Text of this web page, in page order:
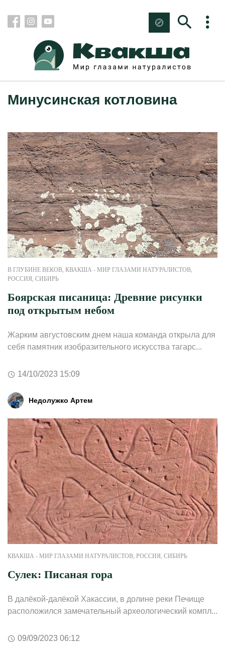
Минусинская котловина
В ГЛУБИНЕ ВЕКОВ, КВАКША - МИР ГЛАЗАМИ НАТУРАЛИСТОВ,
РОССИЯ, СИБИРЬ
Боярская писаница: Древние рисунки
под открытым небом
Жарким августовским днем наша команда открыла для
себя памятник изобразительного искусства тагарс...
14/10/2023 15:09
Недолужко Артем
КВАКША - МИР ГЛАЗАМИ НАТУРАЛИСТОВ, РОССИЯ, СИБИРЬ
Сулек: Писаная гора
В далёкой-далёкой Хакассии, в долине реки Печище
расположился замечательный археологический компл...
09/09/2023 06:12